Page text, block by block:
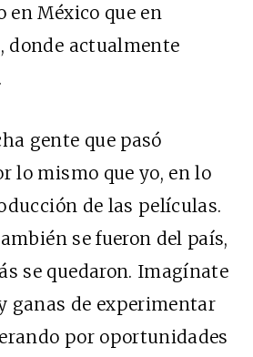
en México que en
donde actualmente
gente que pasó
lo mismo que yo, en lo
de las películas.
se fueron del país,
se quedaron. Imagínate
ganas de experimentar
por oportunidades